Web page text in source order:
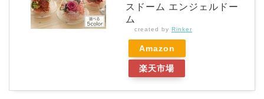
スドーム エンジェルドー
ム
created by Rinker
Amazon
楽天市場